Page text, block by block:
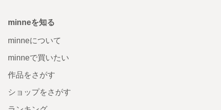
minneを知る
minneについて
minneで買いたい
作品をさがす
ショップをさがす